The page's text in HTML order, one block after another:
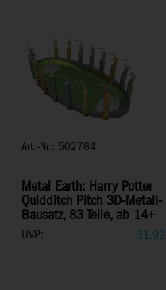
Art.-Nr.: 502764
Metal Earth: Harry Potter
Quidditch Pitch 3D-Metall-
Bausatz, 83 Teile, ab 14+
UVP: 31,99